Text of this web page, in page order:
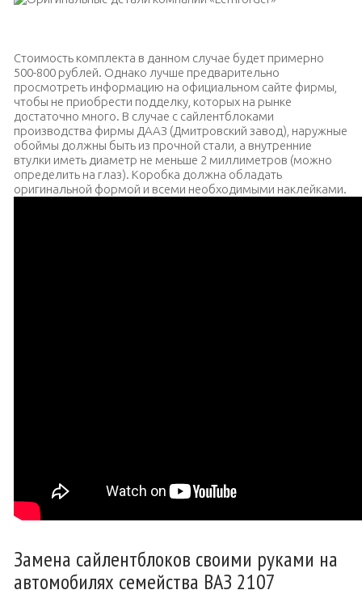
Стоимость комплекта в данном случае будет примерно
500-800 рублей. Однако лучше предварительно
просмотреть информацию на официальном сайте фирмы,
чтобы не приобрести подделку, которых на рынке
достаточно много. В случае с сайлентблоками
производства фирмы ДААЗ (Дмитровский завод), наружные
обоймы должны быть из прочной стали, а внутренние
втулки иметь диаметр не меньше 2 миллиметров (можно
определить на глаз). Коробка должна обладать
оригинальной формой и всеми необходимыми наклейками.
Замена сайлентблоков своими руками на
автомобилях семейства ВАЗ 2107